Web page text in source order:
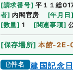
[請求番号] 平１１総
者] 内閣官房 [年月日]
[数量] 1 [関連事項]
[保存場所] 本館-
件名 建国記念